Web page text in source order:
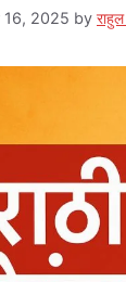
16, 2025 by